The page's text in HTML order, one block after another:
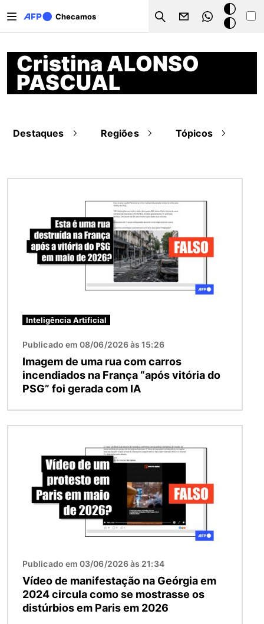
Checamos
Search
Modo
escuro
Cristina ALONSO
PASCUAL
Destaques Regiões Tópicos
Inteligência Artificial
Publicado em 08/06/2026 às 15:26
Imagem de uma rua com carros
incendiados na França “após vitória do
PSG” foi gerada com IA
Publicado em 03/06/2026 às 21:34
Vídeo de manifestação na Geórgia em
2024 circula como se mostrasse os
distúrbios em Paris em 2026